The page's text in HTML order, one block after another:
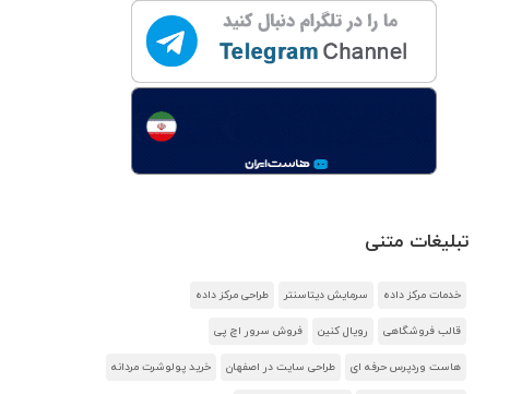
تبلیغات متنی
خدمات مرکز داده سرمایش دیتاسنتر طراحی مرکز داده
قالب فروشگاهی رویال کنین فروش سرور اچ پی
هاست وردپرس حرفه ای طراحی سایت در اصفهان خرید پولوشرت مردانه